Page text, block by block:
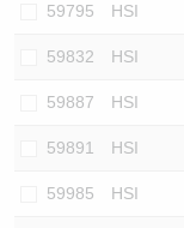
59795 HSI
59832 HSI
59887 HSI
59891 HSI
59985 HSI